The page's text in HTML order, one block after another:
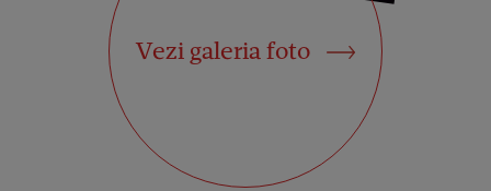
Vezi galeria foto